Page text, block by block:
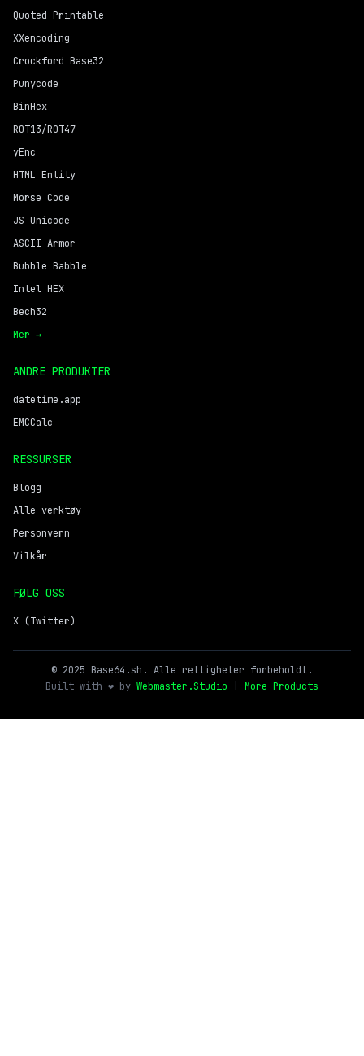
Quoted Printable
XXencoding
Crockford Base32
Punycode
BinHex
ROT13/ROT47
yEnc
HTML Entity
Morse Code
JS Unicode
ASCII Armor
Bubble Babble
Intel HEX
Bech32
Mer →
ANDRE PRODUKTER
datetime.app
EMCCalc
RESSURSER
Blogg
Alle verktøy
Personvern
Vilkår
FØLG OSS
X (Twitter)
© 2025 Base64.sh. Alle rettigheter forbeholdt.
Built with ❤️ by Webmaster.Studio More Products